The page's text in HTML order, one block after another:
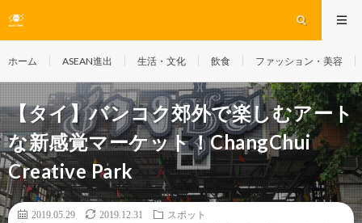
ホーム ASEAN進出 生活・文化 飲食 ファッション・美容
【タイ】バンコク郊外で楽しむアート
な新感覚マーケット！ChangChui
Creative Park
2019.05.29 2019.12.31
スポット